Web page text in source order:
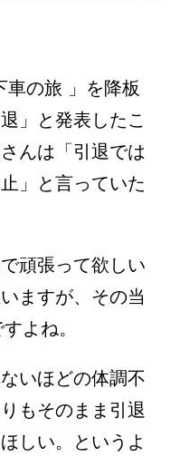
の旅 」を降板
」と発表したこ
んは「引退では
」と言っていた
頑張って欲しい
ますが、その当
よね。
いほどの体調不
もそのまま引退
しい。というよ